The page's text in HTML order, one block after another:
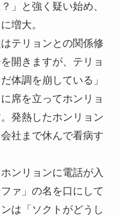
」と強く疑い始め、
増大。
テリョンとの関係修
開きますが、テリョ
体調を崩している」
席を立ってホンリョ
発熱したホンリョン
社まで休んで看病す
ンリョンに電話が入
ァ」の名を口にして
は「ソクトがどうし